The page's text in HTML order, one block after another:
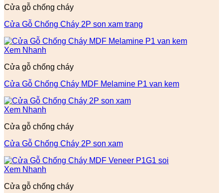
Cửa gỗ chống cháy
Cửa Gỗ Chống Cháy 2P son xam trang
Xem Nhanh
Cửa gỗ chống cháy
Cửa Gỗ Chống Cháy MDF Melamine P1 van kem
Xem Nhanh
Cửa gỗ chống cháy
Cửa Gỗ Chống Cháy 2P son xam
Xem Nhanh
Cửa gỗ chống cháy